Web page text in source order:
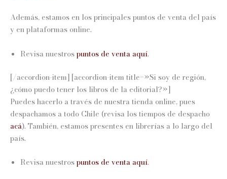
Además, estamos en los principales puntos de venta del país
y en plataformas online.
Revisa nuestrospuntos de venta aquí.
[/accordion-item] [accordion-item title=»Si soy de región,
¿cómo puedo tener los libros de la editorial?»]
Puedes hacerlo a través de nuestra tienda online, pues
despachamos a todo Chile (revisa los tiempos de despacho
acá). También, estamos presentes en librerías a lo largo del
país.
Revisa nuestrospuntos de venta aquí.